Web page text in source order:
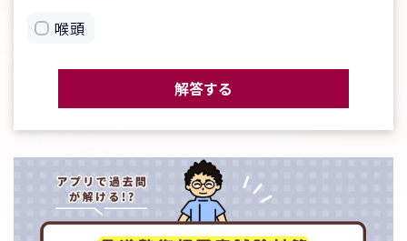
喉頭
解答する